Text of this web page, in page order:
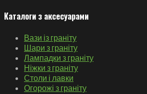
Каталоги з аксесуарами
Вази із граніту
Шари з граніту
Лампадки з граніту
Ніжки з граніту
Столи і лавки
Огорожі з граніту